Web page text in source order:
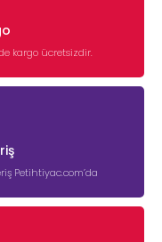
kargo ücretsizdir.
Petihtiyac.com’da